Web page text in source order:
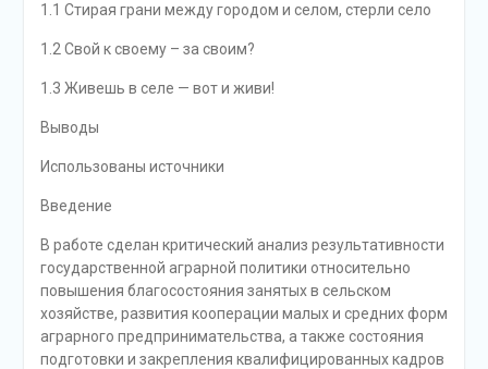
1.1 Стирая грани между городом и селом, стерли село
1.2 Свой к своему – за своим?
1.3 Живешь в селе — вот и живи!
Выводы
Использованы источники
Введение
В работе сделан критический анализ результативности
государственной аграрной политики относительно
повышения благосостояния занятых в сельском
хозяйстве, развития кооперации малых и средних форм
аграрного предпринимательства, а также состояния
подготовки и закрепления квалифицированных кадров